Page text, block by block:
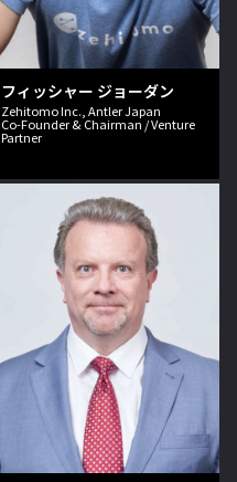
フィッシャー ジョーダン
Zehitomo Inc., Antler Japan
Co-Founder & Chairman / Venture
Partner